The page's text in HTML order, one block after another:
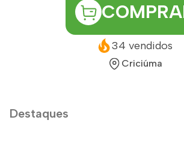
34 vendidos
Criciúma
Destaques